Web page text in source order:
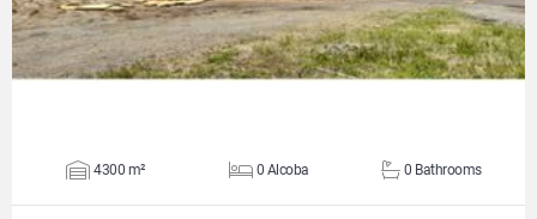
4300 m² 0 Alcoba 0 Bathrooms